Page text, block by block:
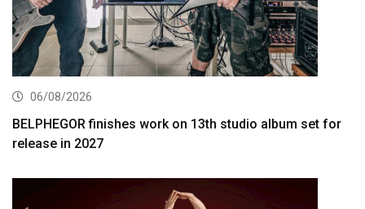
06/08/2026
BELPHEGOR finishes work on 13th studio album set for
release in 2027